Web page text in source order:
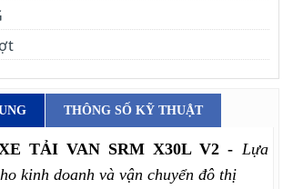
THÔNG SỐ KỸ THUẬT
TẢI VAN SRM X30L V2 - Lựa
kinh doanh và vận chuyển đô thị